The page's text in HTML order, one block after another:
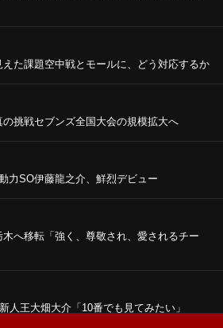
えた課題空中戦とモールに、どう対応するか
の挑戦セブンズ全国大会の規模拡大へ
力SO伊藤龍之介、鮮烈デビュー
木へ移転「強く、尊敬され、愛されるチー
人王大畑大介「10番でも見てみたい」